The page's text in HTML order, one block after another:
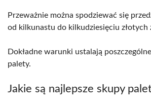
Przeważnie można spodziewać się
od kilkunastu do kilkudziesięciu złotych
Dokładne warunki ustalają
palety.
Jakie są najlepsze skupy